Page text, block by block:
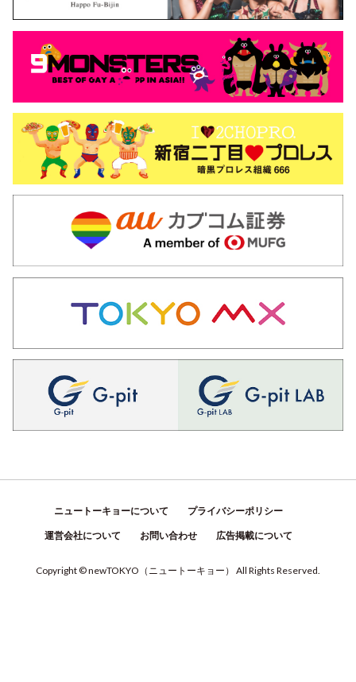
ニュートーキョーについて プライバシーポリシー
運営会社について お問い合わせ 広告掲載について
Copyright © newTOKYO （ ニュートーキョー ） All Rights Reserved.